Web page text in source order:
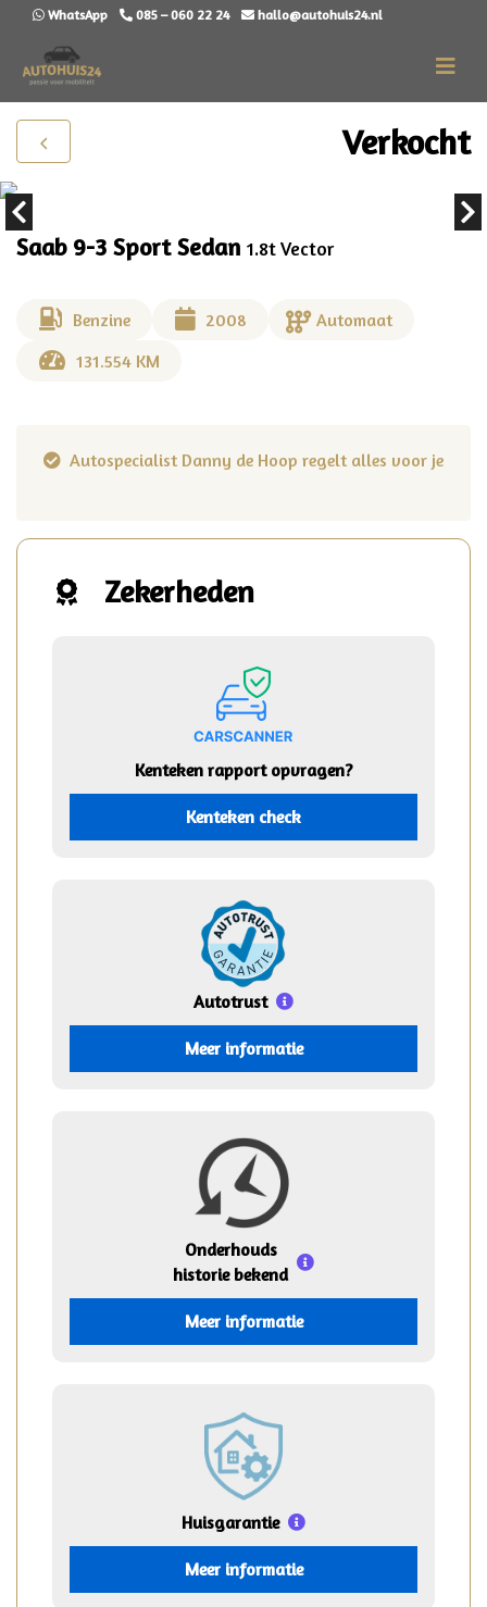
WhatsApp 085 – 060 22 24 hallo@autohuis24.nl
Verkocht
Saab 9-3 Sport Sedan 1.8t Vector
Benzine 2008
Automaat
131.554 KM
voor je Voor de deur afgeleverd
Zekerheden
Kenteken rapport opvragen?
Kenteken check
Autotrust
Meer informatie
Onderhouds
historie bekend
Meer informatie
Huisgarantie
Meer informatie